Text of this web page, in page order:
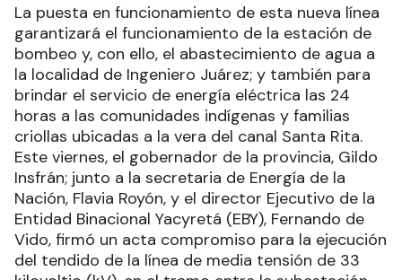
La puesta en funcionamiento de esta nueva línea
garantizará el funcionamiento de la estación de
bombeo y, con ello, el abastecimiento de agua a
la localidad de Ingeniero Juárez; y también para
brindar el servicio de energía eléctrica las 24
horas a las comunidades indígenas y familias
criollas ubicadas a la vera del canal Santa Rita.
Este viernes, el gobernador de la provincia, Gildo
Insfrán; junto a la secretaria de Energía de la
Nación, Flavia Royón, y el director Ejecutivo de la
Entidad Binacional Yacyretá (EBY), Fernando de
Vido, firmó un acta compromiso para la ejecución
del tendido de la línea de media tensión de 33